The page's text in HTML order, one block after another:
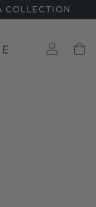
COLLECTION